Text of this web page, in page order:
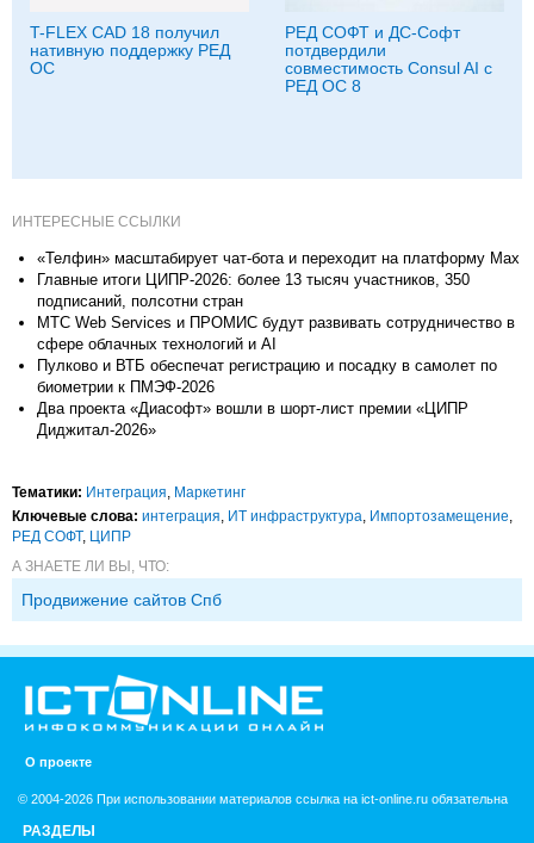
T-FLEX CAD 18 получил
нативную поддержку РЕД
ОС
РЕД СОФТ и ДС-Софт
потдвердили
совместимость Consul AI с
РЕД ОС 8
ИНТЕРЕСНЫЕ ССЫЛКИ
«Телфин» масштабирует чат-бота и переходит на платформу Max
Главные итоги ЦИПР-2026: более 13 тысяч участников, 350
подписаний, полсотни стран
МТС Web Services и ПРОМИС будут развивать сотрудничество в
сфере облачных технологий и AI
Пулково и ВТБ обеспечат регистрацию и посадку в самолет по
биометрии к ПМЭФ-2026
Два проекта «Диасофт» вошли в шорт-лист премии «ЦИПР
Диджитал-2026»
Тематики: Интеграция, Маркетинг
Ключевые слова: интеграция, ИТ инфраструктура, Импорто­замещение,
РЕД СОФТ, ЦИПР
А ЗНАЕТЕ ЛИ ВЫ, ЧТО:
Продвижение сайтов Спб
О проекте
© 2004-2026 При использовании материалов ссылка на ict-online.ru обязательна
РАЗДЕЛЫ